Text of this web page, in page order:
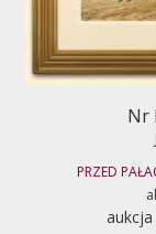
Nr
PRZED
aukcja